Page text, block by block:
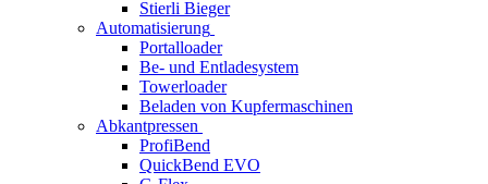
Stierli Bieger
Automatisierung
Portalloader
Be- und Entladesystem
Towerloader
Beladen von Kupfermaschinen
Abkantpressen
ProfiBend
QuickBend EVO